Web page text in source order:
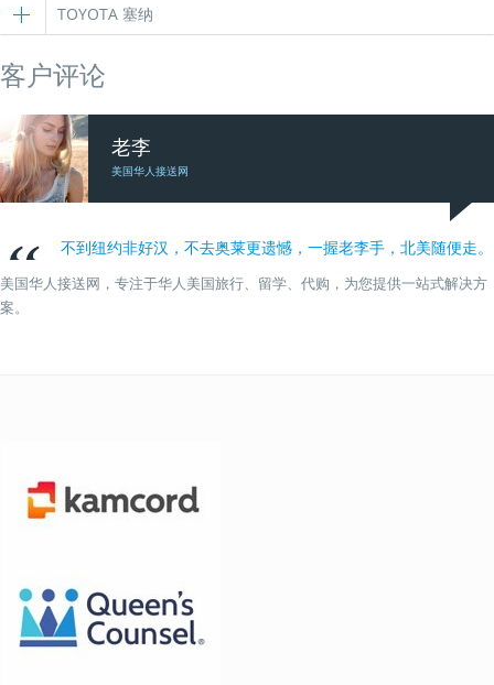
TOYOTA 塞纳
客户评论
老李
美国华人接送网
不到纽约非好汉，不去奥莱更遗憾，一握老李手，北美随便走。
美国华人接送网，专注于华人美国旅行、留学、代购，为您提供一站式解决方
案。